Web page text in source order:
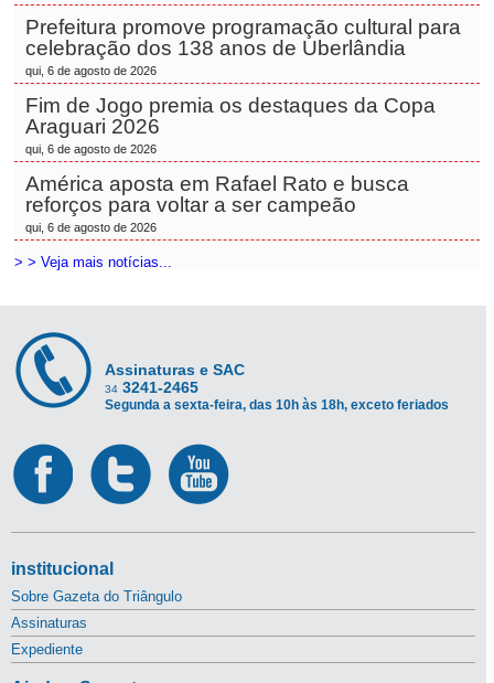
Prefeitura promove programação cultural para
celebração dos 138 anos de Uberlândia
qui, 6 de agosto de 2026
Fim de Jogo premia os destaques da Copa
Araguari 2026
qui, 6 de agosto de 2026
América aposta em Rafael Rato e busca
reforços para voltar a ser campeão
qui, 6 de agosto de 2026
> > Veja mais notícias...
Assinaturas e SAC
34 3241-2465
Segunda a sexta-feira, das 10h às 18h, exceto feriados
institucional
Sobre Gazeta do Triângulo
Assinaturas
Expediente